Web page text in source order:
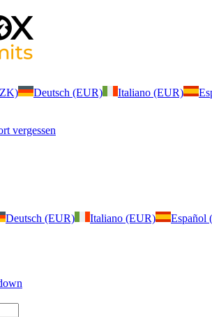
Deutsch (EUR) Italiano (EUR)
vergessen
Deutsch (EUR) Italiano (EUR) Español